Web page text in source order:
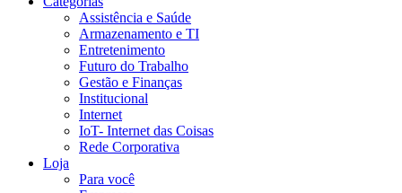
Assistência e Saúde
Armazenamento e TI
Entretenimento
Futuro do Trabalho
Gestão e Finanças
Institucional
Internet
IoT- Internet das Coisas
Rede Corporativa
Loja
Para você